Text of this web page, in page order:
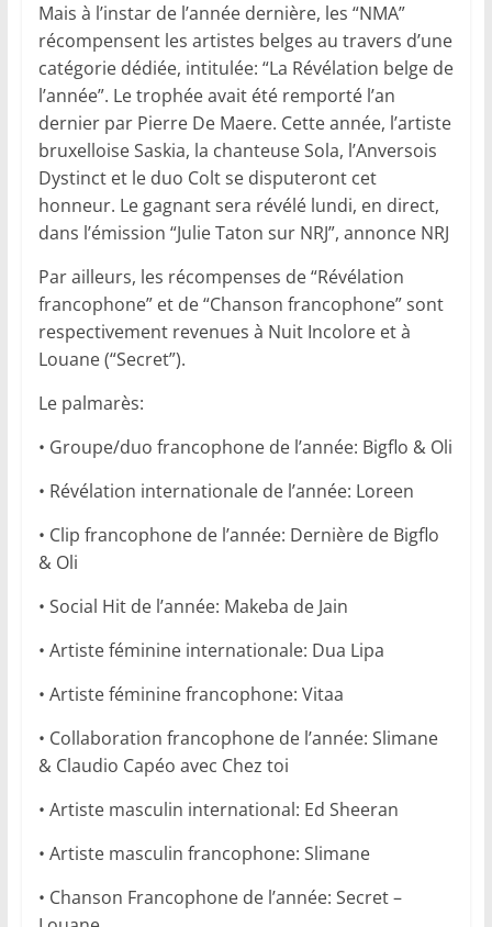
Mais à l’instar de l’année dernière, les “NMA”
récompensent les artistes belges au travers d’une
catégorie dédiée, intitulée: “La Révélation belge de
l’année”. Le trophée avait été remporté l’an
dernier par Pierre De Maere. Cette année, l’artiste
bruxelloise Saskia, la chanteuse Sola, l’Anversois
Dystinct et le duo Colt se disputeront cet
honneur. Le gagnant sera révélé lundi, en direct,
dans l’émission “Julie Taton sur NRJ”, annonce NRJ
Par ailleurs, les récompenses de “Révélation
francophone” et de “Chanson francophone” sont
respectivement revenues à Nuit Incolore et à
Louane (“Secret”).
Le palmarès:
• Groupe/duo francophone de l’année: Bigflo & Oli
• Révélation internationale de l’année: Loreen
• Clip francophone de l’année: Dernière de Bigflo
& Oli
• Social Hit de l’année: Makeba de Jain
• Artiste féminine internationale: Dua Lipa
• Artiste féminine francophone: Vitaa
• Collaboration francophone de l’année: Slimane
& Claudio Capéo avec Chez toi
• Artiste masculin international: Ed Sheeran
• Artiste masculin francophone: Slimane
• Chanson Francophone de l’année: Secret –